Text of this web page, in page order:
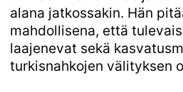
alana jatkossakin. Hän
mahdollisena, että
laajenevat sekä
turkisnahkojen välityksen